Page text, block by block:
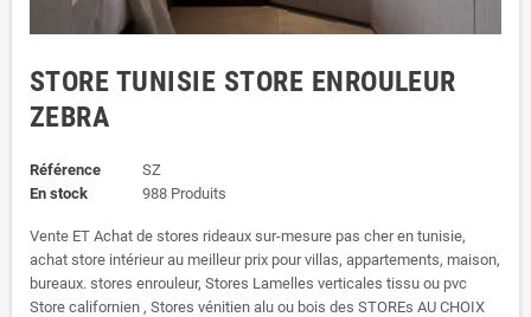
STORE TUNISIE STORE ENROULEUR
ZEBRA
Référence
SZ
En stock
988 Produits
Vente ET Achat de stores rideaux sur-mesure pas cher en tunisie,
achat store intérieur au meilleur prix pour villas, appartements, maison,
bureaux. stores enrouleur, Stores Lamelles verticales tissu ou pvc
Store californien , Stores vénitien alu ou bois des STOREs AU CHOIX